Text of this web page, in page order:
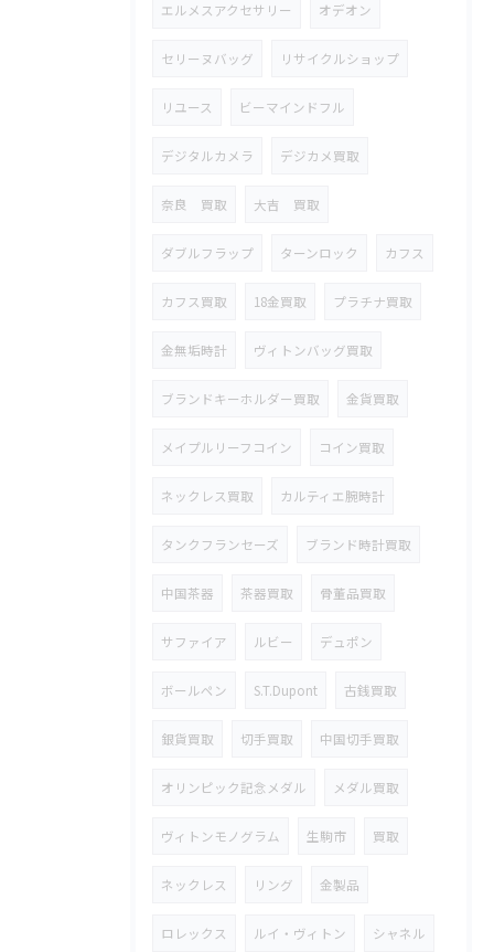
エルメスアクセサリー オデオン
セリーヌバッグ リサイクルショップ
リユース ビーマインドフル
デジタルカメラ デジカメ買取
奈良 買取 大吉 買取
ダブルフラップ ターンロック カフス
カフス買取 18金買取 プラチナ買取
金無垢時計 ヴィトンバッグ買取
ブランドキーホルダー買取 金貨買取
メイプルリーフコイン コイン買取
ネックレス買取 カルティエ腕時計
タンクフランセーズ ブランド時計買取
中国茶器 茶器買取 骨董品買取
サファイア ルビー デュポン
ボールペン S.T.Dupont 古銭買取
銀貨買取 切手買取 中国切手買取
オリンピック記念メダル メダル買取
ヴィトンモノグラム 生駒市 買取
ネックレス リング 金製品
ロレックス ルイ・ヴィトン シャネル